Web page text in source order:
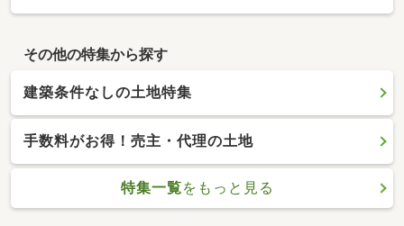
その他の特集から探す
建築条件なしの土地特集
手数料がお得！売主・代理の土地
特集一覧をもっと見る